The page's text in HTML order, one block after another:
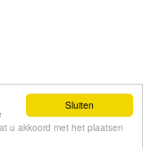
Sluiten
u akkoord met het plaatsen